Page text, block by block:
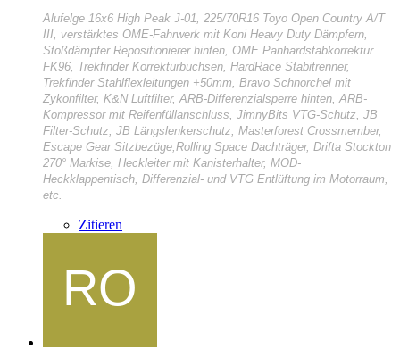
Alufelge 16x6 High Peak J-01, 225/70R16 Toyo Open Country A/T
III, verstärktes OME-Fahrwerk mit Koni Heavy Duty Dämpfern,
Stoßdämpfer Repositionierer hinten, OME Panhardstabkorrektur
FK96, Trekfinder Korrekturbuchsen, HardRace Stabitrenner,
Trekfinder Stahlflexleitungen +50mm, Bravo Schnorchel mit
Zykonfilter, K&N Luftfilter, ARB-Differenzialsperre hinten, ARB-
Kompressor mit Reifenfüllanschluss, JimnyBits VTG-Schutz, JB
Filter-Schutz, JB Längslenkerschutz, Masterforest Crossmember,
Escape Gear Sitzbezüge,Rolling Space Dachträger, Drifta Stockton
270° Markise, Heckleiter mit Kanisterhalter, MOD-
Heckklappentisch, Differenzial- und VTG Entlüftung im Motorraum,
etc.
Zitieren